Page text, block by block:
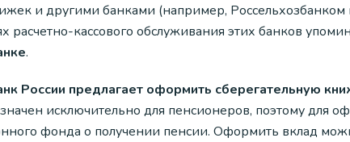
и другими банками (например,
расчетно-кассового обслуживания этих банков
.
России предлагает оформить сберегательную
исключительно для пенсионеров, поэтому для
фонда о получении пенсии. Оформить вклад